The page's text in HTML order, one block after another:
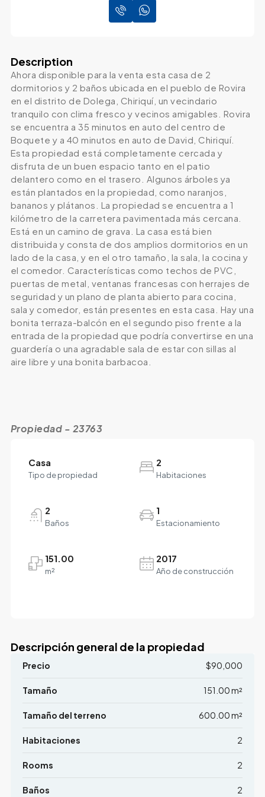
Description
Ahora disponible para la venta esta casa de 2
dormitorios y 2 baños ubicada en el pueblo de Rovira
en el distrito de Dolega, Chiriquí, un vecindario
tranquilo con clima fresco y vecinos amigables. Rovira
se encuentra a 35 minutos en auto del centro de
Boquete y a 40 minutos en auto de David, Chiriquí.
Esta propiedad está completamente cercada y
disfruta de un buen espacio tanto en el patio
delantero como en el trasero. Algunos árboles ya
están plantados en la propiedad, como naranjos,
bananos y plátanos. La propiedad se encuentra a 1
kilómetro de la carretera pavimentada más cercana.
Está en un camino de grava. La casa está bien
distribuida y consta de dos amplios dormitorios en un
lado de la casa, y en el otro tamaño, la sala, la cocina y
el comedor. Características como techos de PVC,
puertas de metal, ventanas francesas con herrajes de
seguridad y un plano de planta abierto para cocina,
sala y comedor, están presentes en esta casa. Hay una
bonita terraza-balcón en el segundo piso frente a la
entrada de la propiedad que podría convertirse en una
guardería o una agradable sala de estar con sillas al
aire libre y una bonita barbacoa.
Propiedad - 23763
Casa
Tipo de propiedad
2
Habitaciones
2
Baños
1
Estacionamiento
151.00
m²
2017
Año de construcción
Descripción general de la propiedad
Precio $90,000
Tamaño 151.00 m²
Tamaño del terreno 600.00 m²
Habitaciones 2
Rooms 2
Baños 2